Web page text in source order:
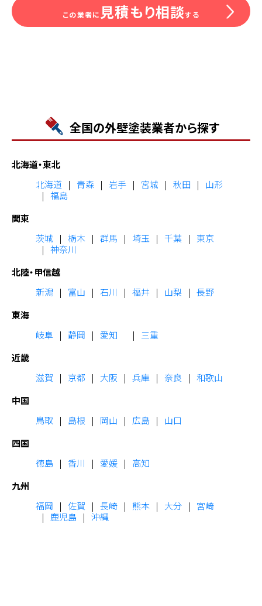
この業者に 見積もり相談する
全国の外壁塗装業者から探す
北海道・東北
北海道
青森 岩手 宮城 秋田
山形
福島
関東
茨城
栃木 群馬 埼玉 千葉
東京
神奈川
北陸・甲信越
新潟
富山 石川 福井 山梨
長野
東海
岐阜
静岡 愛知
三重
近畿
滋賀
京都 大阪 兵庫 奈良
和歌山
中国
鳥取
島根 岡山 広島
山口
四国
徳島
香川 愛媛
高知
九州
福岡
佐賀 長崎 熊本 大分
宮崎
鹿児島
沖縄